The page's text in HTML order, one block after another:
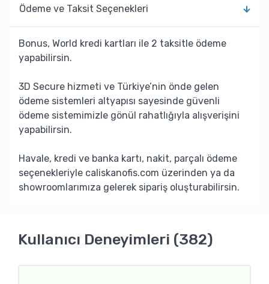
Ödeme ve Taksit Seçenekleri
Bonus, World kredi kartları ile 2 taksitle ödeme
yapabilirsin.
3D Secure hizmeti ve Türkiye’nin önde gelen
ödeme sistemleri altyapısı sayesinde güvenli
ödeme sistemimizle gönül rahatlığıyla alışverişini
yapabilirsin.
Havale, kredi ve banka kartı, nakit, parçalı ödeme
seçenekleriyle caliskanofis.com üzerinden ya da
showroomlarımıza gelerek sipariş oluşturabilirsin.
Kullanıcı Deneyimleri (382)